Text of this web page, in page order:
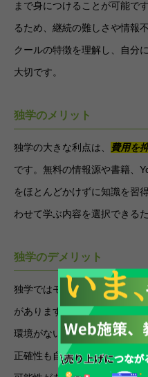
まで身につけることが可能で
るため、継続の難しさや情報
クールの特徴を理解し、自分
大切です。
独学のメリット
独学の大きな利点は、 費用を
です。無料の情報源や書籍、
をほとんどかけずに知識を習
わせて学ぶ内容を選択できる
独学のデメリット
独学ではモチベーションを維
があります。また、分からな
環境がないため、解決に時間
正確性も自分で判断する必要